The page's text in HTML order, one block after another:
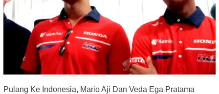
Pulang Ke Indonesia, Mario Aji Dan Veda Ega Pratama